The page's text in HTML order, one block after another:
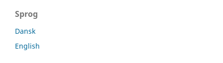
Sprog
Dansk
English